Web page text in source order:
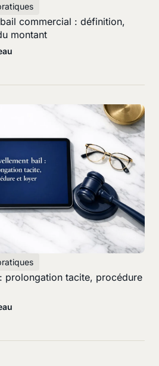
commercial : définition,
montant
prolongation tacite, procédure